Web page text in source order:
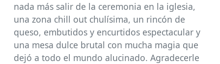
nada más salir de la ceremonia en la iglesia,
una zona chill out chulísima, un rincón de
queso, embutidos y encurtidos espectacular y
una mesa dulce brutal con mucha magia que
dejó a todo el mundo alucinado. Agradecerle